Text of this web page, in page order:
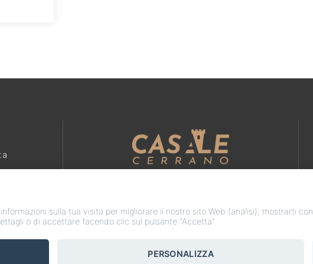
sulla tua visita per migliorare il nostro sito Web (analisi), mostrarti
o di accettare facendo clic sul pulsante "Accetta".
PERSONALIZZA